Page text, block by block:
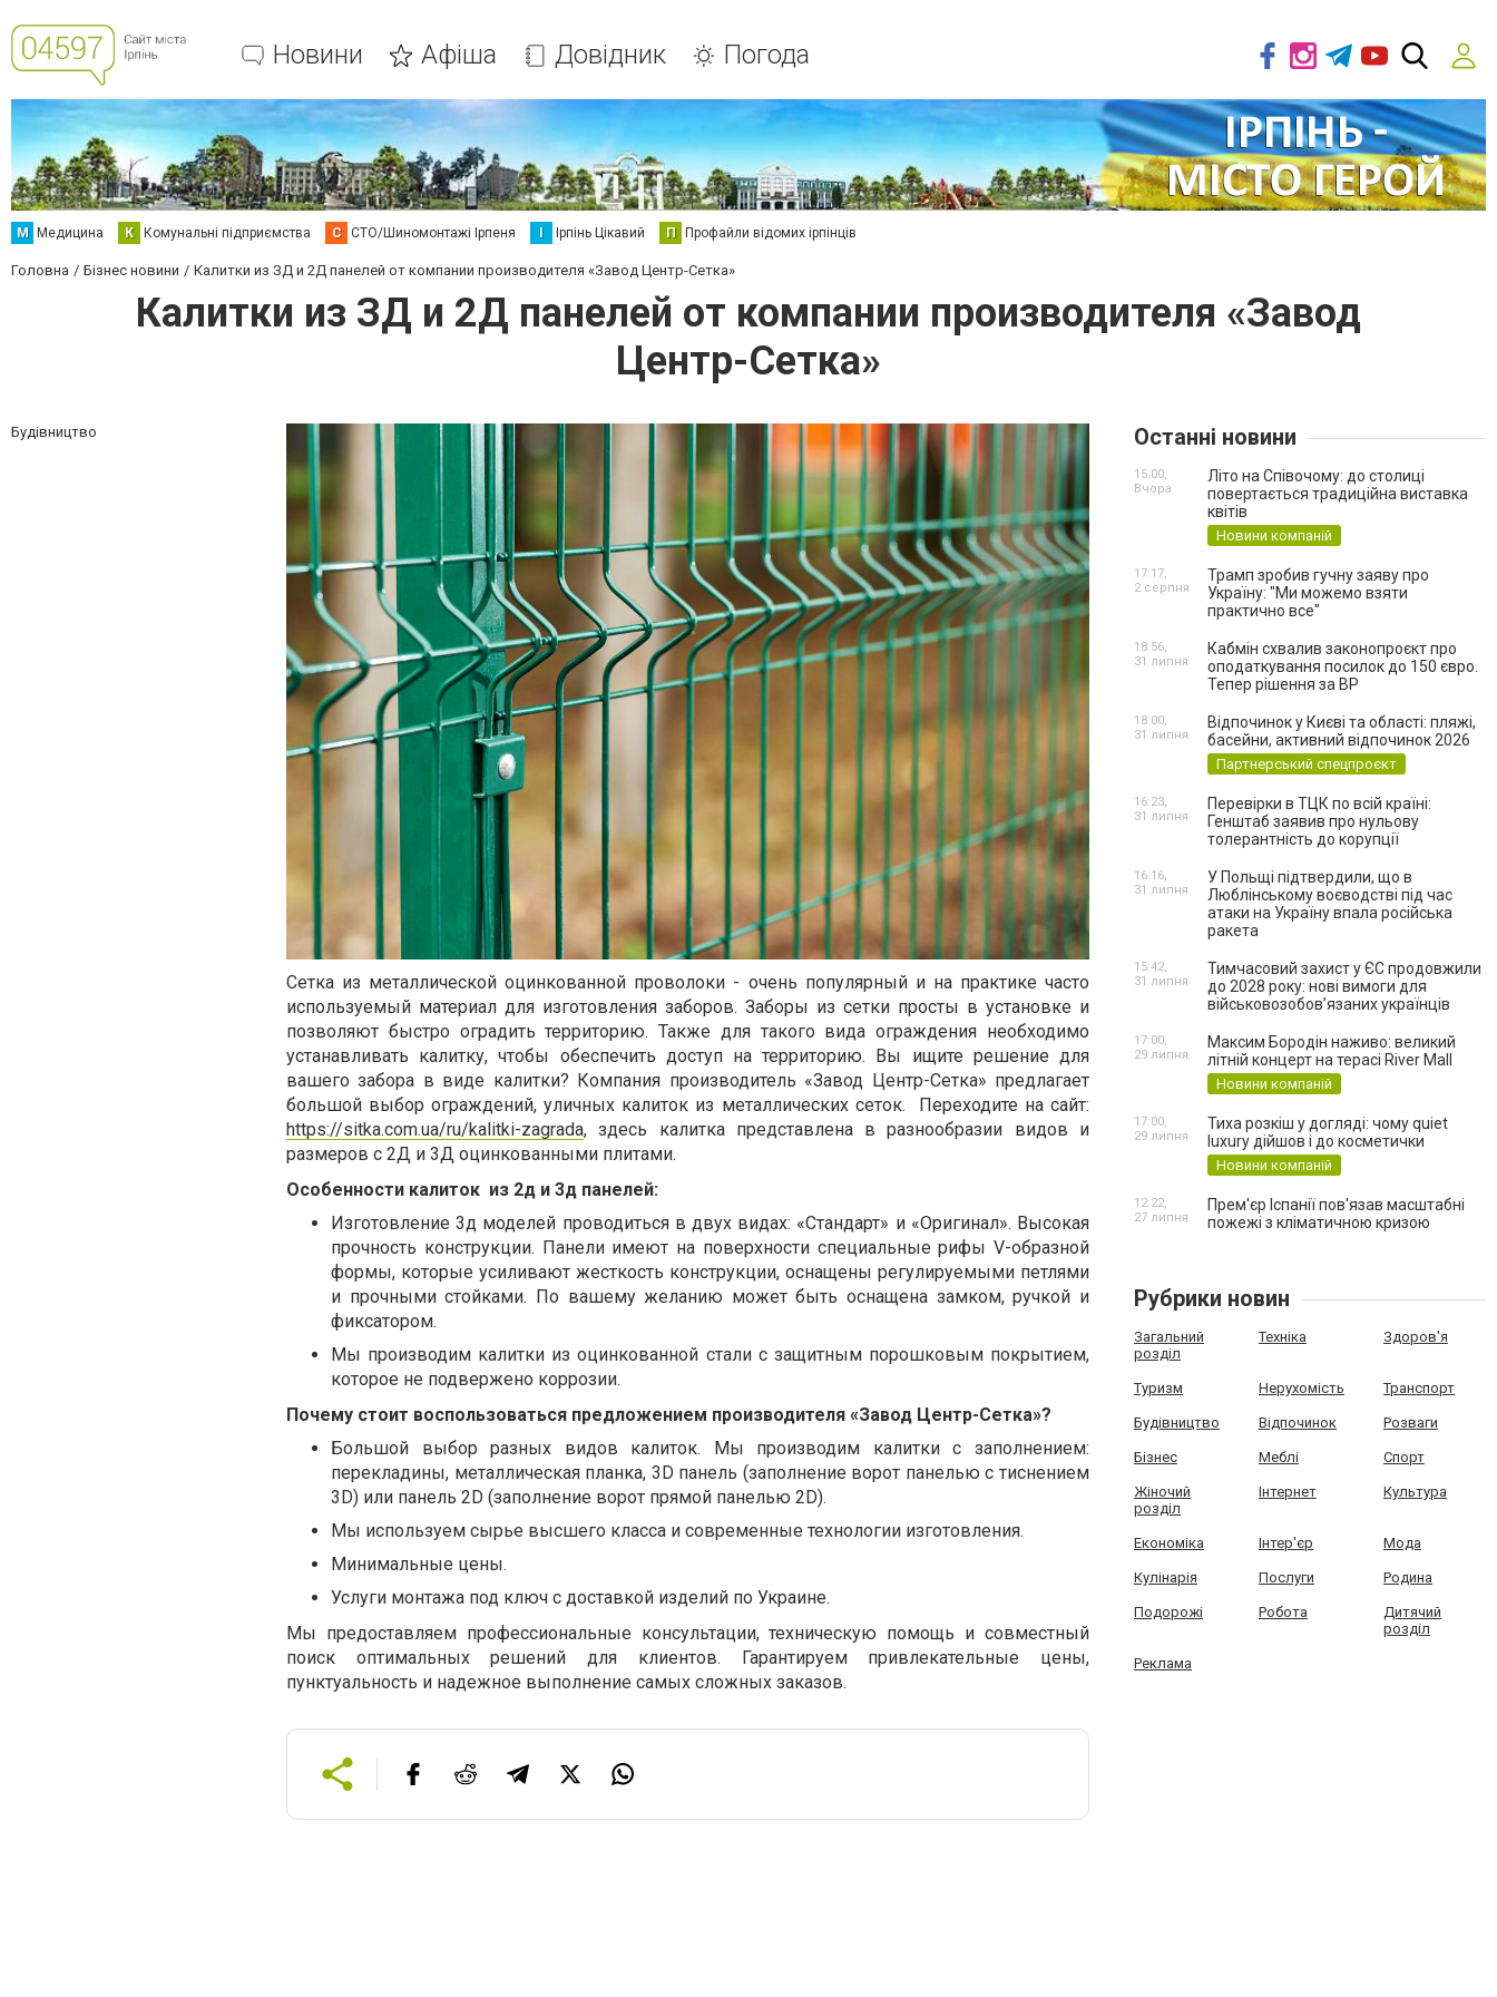
Новини Афіша Довідник Погода
М Медицина К Комунальні підприємства С СТО/Шиномонтажі Ірпеня І Ірпінь Цікавий П Профайли відомих ірпінців
Головна Бізнес новини Калитки из ЗД и 2Д панелей от компании производителя «Завод Центр-Сетка»
Калитки из ЗД и 2Д панелей от компании производителя «Завод
Центр-Сетка»
Будівництво
Сетка из металлической оцинкованной проволоки - очень популярный и на практике часто
используемый материал для изготовления заборов. Заборы из сетки просты в установке и
позволяют быстро оградить территорию. Также для такого вида ограждения необходимо
устанавливать калитку, чтобы обеспечить доступ на территорию. Вы ищите решение для
вашего забора в виде калитки? Компания производитель «Завод Центр-Сетка» предлагает
большой выбор ограждений, уличных калиток из металлических сеток.
Переходите на сайт:
https://sitka.com.ua/ru/kalitki-zagrada, здесь калитка представлена в разнообразии видов и
размеров с 2Д и 3Д оцинкованными плитами.
Особенности калиток из 2д и 3д панелей:
Изготовление 3д моделей проводиться в двух видах: «Стандарт» и «Оригинал». Высокая
прочность конструкции. Панели имеют на поверхности специальные рифы V-образной
формы, которые усиливают жесткость конструкции, оснащены регулируемыми петлями
и прочными стойками. По вашему желанию может быть оснащена замком, ручкой и
фиксатором.
Мы производим калитки из оцинкованной стали с защитным порошковым покрытием,
которое не подвержено коррозии.
Почему стоит воспользоваться предложением производителя «Завод Центр-Сетка»?
Большой выбор разных видов калиток. Мы производим калитки с заполнением:
перекладины, металлическая планка, 3D панель (заполнение ворот панелью с тиснением
3D) или панель 2D (заполнение ворот прямой панелью 2D).
Мы используем сырье высшего класса и современные технологии изготовления.
Минимальные цены.
Услуги монтажа под ключ с доставкой изделий по Украине.
Мы предоставляем профессиональные консультации, техническую помощь и совместный
поиск оптимальных решений для клиентов. Гарантируем привлекательные цены,
пунктуальность и надежное выполнение самых сложных заказов.
Останні новини
Літо на Співочому: до столиці
повертається традиційна виставка
квітів
Новини компаній
15:00,
Вчора
Трамп зробив гучну заяву про
Україну: "Ми можемо взяти
практично все"
17:17,
2 серпня
Кабмін схвалив законопроєкт про
оподаткування посилок до 150 євро.
Тепер рішення за ВР
18:56,
31 липня
Відпочинок у Києві та області: пляжі,
басейни, активний відпочинок 2026
Партнерський спецпроєкт
18:00,
31 липня
Перевірки в ТЦК по всій країні:
Генштаб заявив про нульову
толерантність до корупції
16:23,
31 липня
У Польщі підтвердили, що в
Люблінському воєводстві під час
атаки на Україну впала російська
ракета
16:16,
31 липня
Тимчасовий захист у ЄС продовжили
до 2028 року: нові вимоги для
військовозобов’язаних українців
15:42,
31 липня
Максим Бородін наживо: великий
літній концерт на терасі River Mall
Новини компаній
17:00,
29 липня
Тиха розкіш у догляді: чому quiet
luxury дійшов і до косметички
Новини компаній
17:00,
29 липня
Прем'єр Іспанії пов'язав масштабні
пожежі з кліматичною кризою
12:22,
27 липня
Рубрики новин
Загальний
розділ
Техніка Здоров'я
Туризм Нерухомість Транспорт
Будівництво Відпочинок Розваги
Бізнес Меблі Спорт
Жіночий
розділ
Інтернет Культура
Економіка Інтер'єр Мода
Кулінарія Послуги Родина
Подорожі Робота
Дитячий
розділ
Реклама